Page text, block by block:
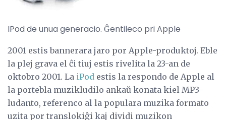
IPod de unua generacio. Ĝentileco pri Apple
2001 estis bannerara jaro por Apple-produktoj. Eble
la plej grava el ĉi tiuj estis rivelita la 23-an de
oktobro 2001. La iPod estis la respondo de Apple al
la portebla muzikludilo ankaŭ konata kiel MP3-
ludanto, referenco al la populara muzika formato
uzita por translokiĝi kaj dividi muzikon